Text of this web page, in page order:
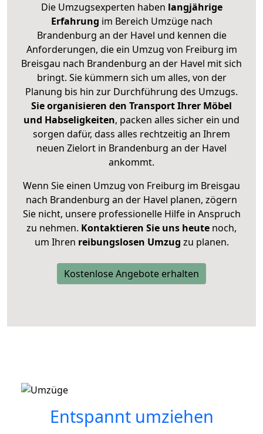
Die Umzugsexperten haben langjährige
Erfahrung im Bereich Umzüge nach
Brandenburg an der Havel und kennen die
Anforderungen, die ein Umzug von Freiburg im
Breisgau nach Brandenburg an der Havel mit sich
bringt. Sie kümmern sich um alles, von der
Planung bis hin zur Durchführung des Umzugs.
Sie organisieren den Transport Ihrer Möbel
und Habseligkeiten, packen alles sicher ein und
sorgen dafür, dass alles rechtzeitig an Ihrem
neuen Zielort in Brandenburg an der Havel
ankommt.
Wenn Sie einen Umzug von Freiburg im Breisgau
nach Brandenburg an der Havel planen, zögern
Sie nicht, unsere professionelle Hilfe in Anspruch
zu nehmen. Kontaktieren Sie uns heute noch,
um Ihren reibungslosen Umzug zu planen.
Kostenlose Angebote erhalten
Entspannt umziehen